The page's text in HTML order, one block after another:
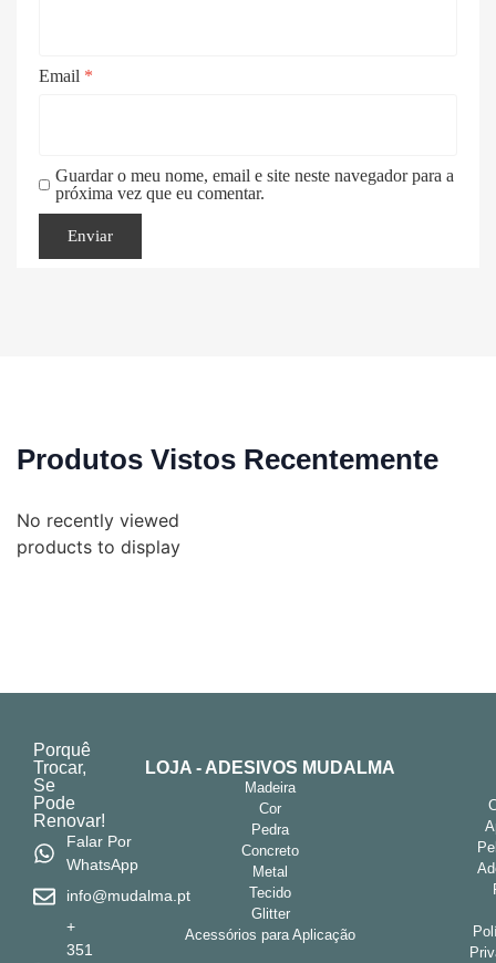
Email *
Guardar o meu nome, email e site neste navegador para a
próxima vez que eu comentar.
Produtos Vistos Recentemente
No recently viewed
products to display
Porquê
Trocar,
Se
Pode
Renovar!
Falar Por
WhatsApp
info@mudalma.pt
+
351
LOJA - ADESIVOS MUDALMA
Madeira
Cor
Pedra
Concreto
Metal
Tecido
Glitter
Acessórios para Aplicação